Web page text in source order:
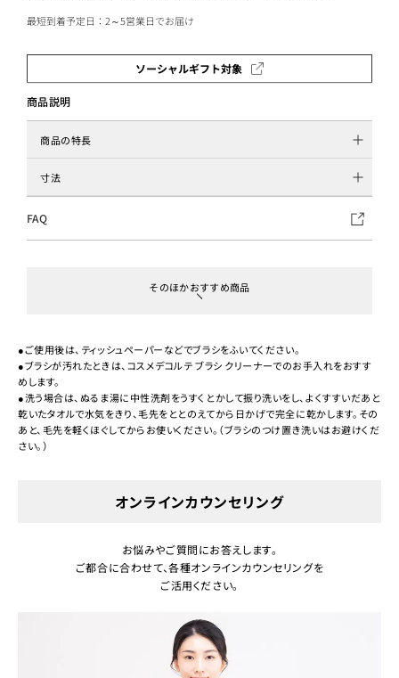
最短到着予定日：2～5営業日でお届け
ソーシャルギフト対象
商品説明
商品の特長
寸法
FAQ
そのほかおすすめ商品
●ご使用後は、ティッシュペーパーなどでブラシをふいてください。
●ブラシが汚れたときは、コスメデコルテ ブラシ クリーナーでのお手入れをおすす
めします。
●洗う場合は、ぬるま湯に中性洗剤をうすくとかして振り洗いをし、よくすすいだあと
乾いたタオルで水気をきり、毛先をととのえてから日かげで完全に乾かします。その
あと、毛先を軽くほぐしてからお使いください。（ブラシのつけ置き洗いはお避けくだ
さい。）
オンラインカウンセリング
お悩みやご質問にお答えします。
ご都合に合わせて、各種オンラインカウンセリングを
ご活用ください。